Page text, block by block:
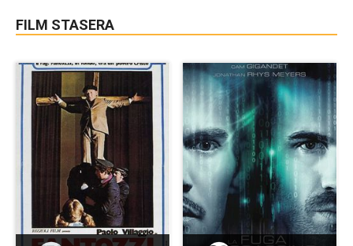
FILM STASERA